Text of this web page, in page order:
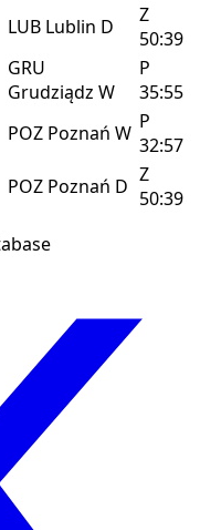
LUB Lublin D
Z
50:39
GRU
Grudziądz W
P
35:55
POZ Poznań W P
32:57
POZ Poznań D Z
50:39